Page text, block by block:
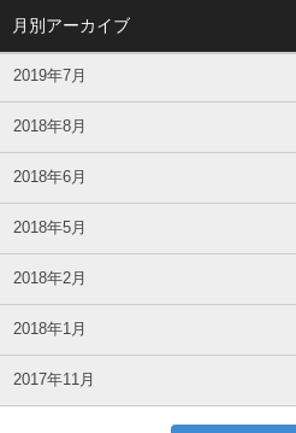
月別アーカイブ
2019年7月
2018年8月
2018年6月
2018年5月
2018年2月
2018年1月
2017年11月